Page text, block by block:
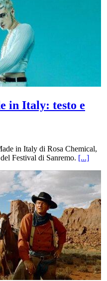
in Italy: testo e
in Italy di Rosa Chemical,
Festival di Sanremo. [...]